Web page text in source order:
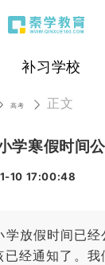
补习学校
高考 正文
学寒假时间
10 17:00:48
放假时间已经
已经通知了。